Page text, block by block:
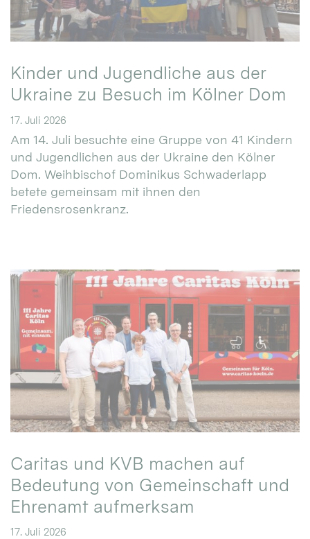
Kinder und Jugendliche aus der
Ukraine zu Besuch im Kölner Dom
17. Juli 2026
Am 14. Juli besuchte eine Gruppe von 41 Kindern
und Jugendlichen aus der Ukraine den Kölner
Dom. Weihbischof Dominikus Schwaderlapp
betete gemeinsam mit ihnen den
Friedensrosenkranz.
Caritas und KVB machen auf
Bedeutung von Gemeinschaft und
Ehrenamt aufmerksam
17. Juli 2026